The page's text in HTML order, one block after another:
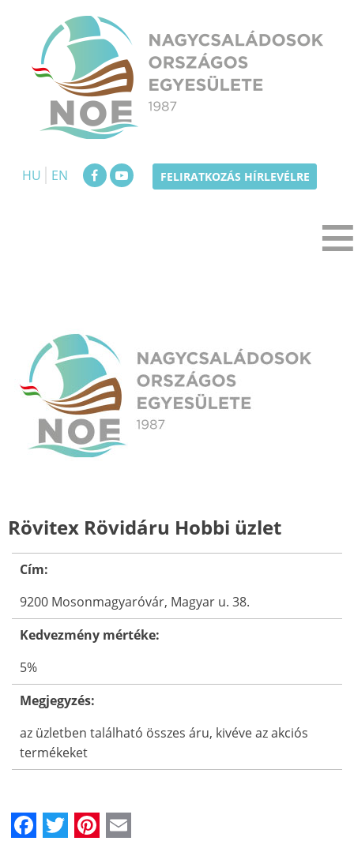
content
HU
EN FELIRATKOZÁS HÍRLEVÉLRE
Rövitex Rövidáru Hobbi üzlet
Cím:
9200 Mosonmagyaróvár, Magyar u. 38.
Kedvezmény mértéke:
5%
Megjegyzés:
az üzletben található összes áru, kivéve az akciós
termékeket
Facebook
TwitterPinterest